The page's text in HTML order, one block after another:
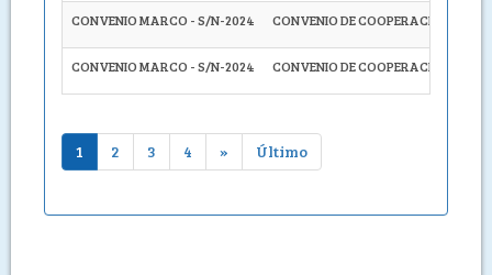
CONVENIO MARCO - S/N-2024 CONVENIO DE COOPERACIÓN
CONVENIO MARCO - S/N-2024 CONVENIO DE COOPERACIÓN
1 2 3 4 » Último